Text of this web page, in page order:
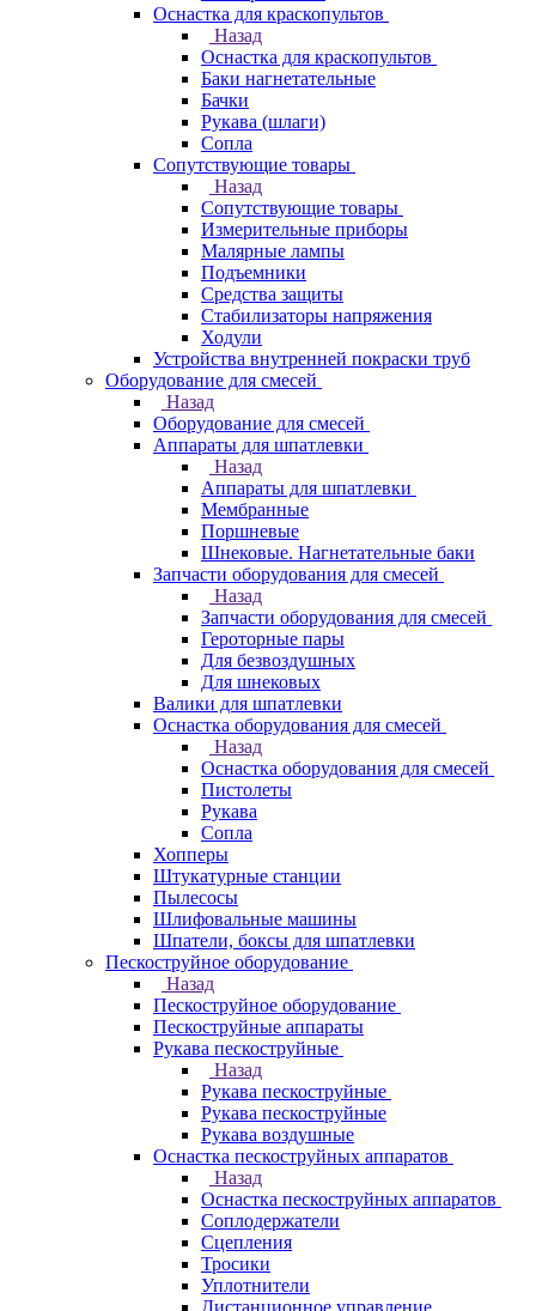
Оснастка для краскопультов
Назад
Оснастка для краскопультов
Баки нагнетательные
Бачки
Рукава (шлаги)
Сопла
Сопутствующие товары
Назад
Сопутствующие товары
Измерительные приборы
Малярные лампы
Подъемники
Средства защиты
Стабилизаторы напряжения
Ходули
Устройства внутренней покраски труб
Оборудование для смесей
Назад
Оборудование для смесей
Аппараты для шпатлевки
Назад
Аппараты для шпатлевки
Мембранные
Поршневые
Шнековые. Нагнетательные баки
Запчасти оборудования для смесей
Назад
Запчасти оборудования для смесей
Героторные пары
Для безвоздушных
Для шнековых
Валики для шпатлевки
Оснастка оборудования для смесей
Назад
Оснастка оборудования для смесей
Пистолеты
Рукава
Сопла
Хопперы
Штукатурные станции
Пылесосы
Шлифовальные машины
Шпатели, боксы для шпатлевки
Пескоструйное оборудование
Назад
Пескоструйное оборудование
Пескоструйные аппараты
Рукава пескоструйные
Назад
Рукава пескоструйные
Рукава пескоструйные
Рукава воздушные
Оснастка пескоструйных аппаратов
Назад
Оснастка пескоструйных аппаратов
Соплодержатели
Сцепления
Тросики
Уплотнители
Дистанционное управление